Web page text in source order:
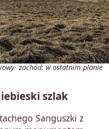
zachód: w ostatnim planie
szlak
Sanguszki z